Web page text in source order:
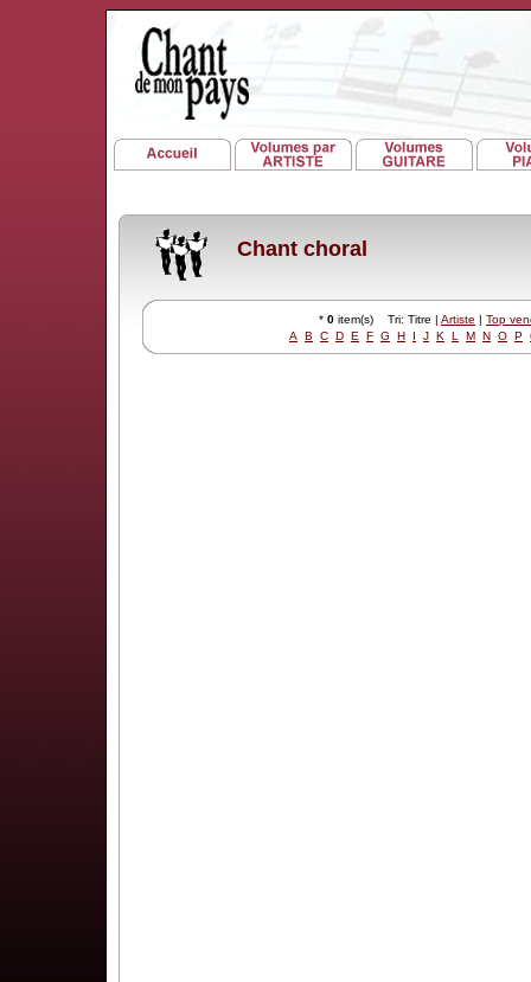
Chant choral
* 0 item(s) Tri: Titre | Artiste | Top
A
B C D E F G H I J K L M N O P